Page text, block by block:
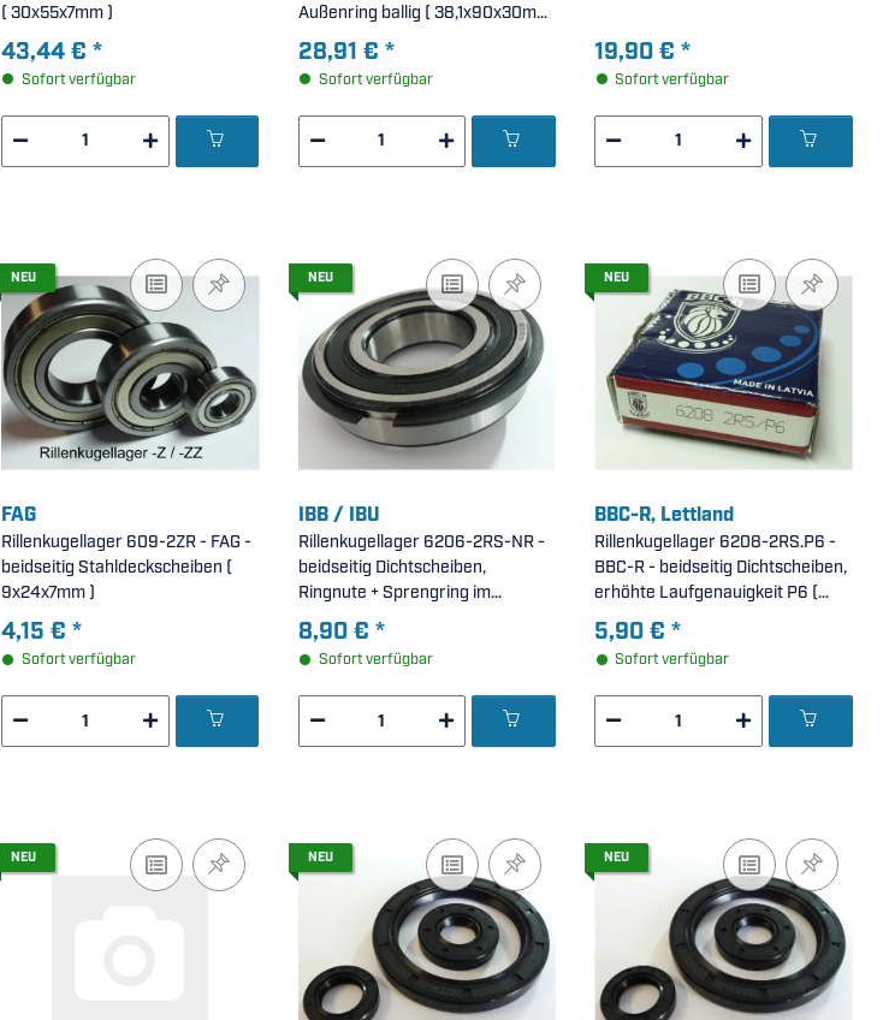
( 30x55x7mm )
43,44 € *
Sofort verfügbar
Außenring ballig ( 38,1x90x30mm
)
28,91 € *
Sofort verfügbar
19,90 €*
Sofort verfügbar
NEU
FAG
Rillenkugellager 609-2ZR - FAG -
beidseitig Stahldeckscheiben (
9x24x7mm )
4,15 € *
Sofort verfügbar
NEU
IBB / IBU
Rillenkugellager 6206-2RS-NR -
beidseitig Dichtscheiben,
Ringnute + Sprengring im
Außenring ( 30x62x16mm )
8,90 € *
Sofort verfügbar
NEU
BBC-R, Lettland
Rillenkugellager 6208-2RS.P6 -
BBC-R - beidseitig Dichtscheiben,
erhöhte Laufgenauigkeit P6 (
40x80x18mm )
5,90 €*
Sofort verfügbar
NEU NEU NEU